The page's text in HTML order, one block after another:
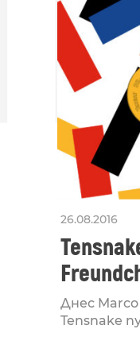
26.08.2016
Днес
Tensnake